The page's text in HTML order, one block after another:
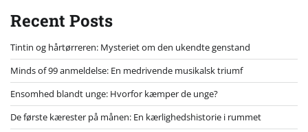
Recent Posts
Tintin og hårtørreren: Mysteriet om den ukendte genstand
Minds of 99 anmeldelse: En medrivende musikalsk triumf
Ensomhed blandt unge: Hvorfor kæmper de unge?
De første kærester på månen: En kærlighedshistorie i rummet